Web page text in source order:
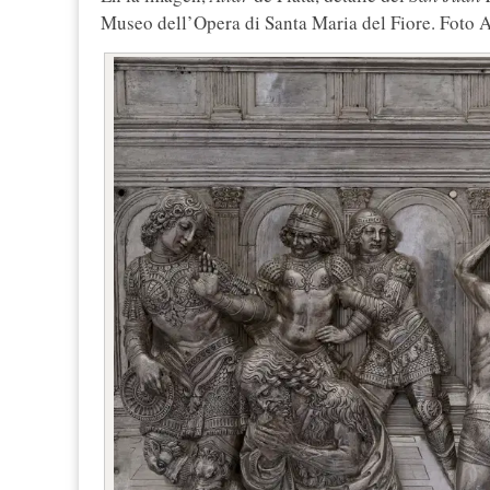
Museo dell’Opera di Santa Maria del Fiore. Foto